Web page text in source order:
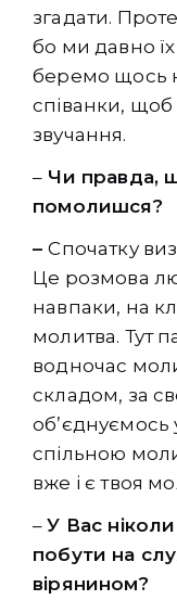
згадати.
бо ми давно
беремо щось
співанки, щоб
звучання.
– Чи правда,
помолишся?
–Спочатку
Це розмова
навпаки, на
молитва. Тут
водночас
складом, за
об’єднуємось
спільною
вже і є твоя
–У Вас
побути на
вірянином?